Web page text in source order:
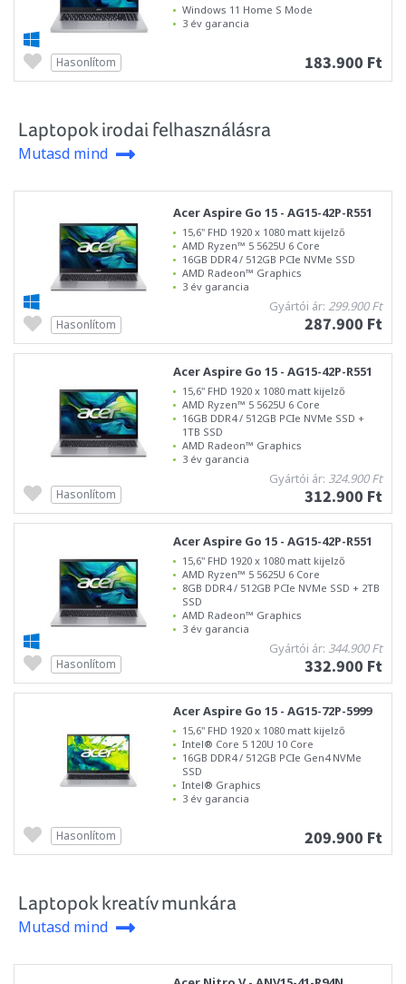
Windows 11 Home S Mode
3 év garancia
183.900 Ft
Hasonlítom
Laptopok irodai felhasználásra
Mutasd mind
Acer Aspire Go 15 - AG15-42P-R551
15,6" FHD 1920 x 1080 matt kijelző
AMD Ryzen™ 5 5625U 6 Core
16GB DDR4 / 512GB PCIe NVMe SSD
AMD Radeon™ Graphics
3 év garancia
Gyártói ár: 299.900 Ft
287.900 Ft
Hasonlítom
Acer Aspire Go 15 - AG15-42P-R551
15,6" FHD 1920 x 1080 matt kijelző
AMD Ryzen™ 5 5625U 6 Core
16GB DDR4 / 512GB PCIe NVMe SSD +
1TB SSD
AMD Radeon™ Graphics
3 év garancia
Gyártói ár: 324.900 Ft
312.900 Ft
Hasonlítom
Acer Aspire Go 15 - AG15-42P-R551
15,6" FHD 1920 x 1080 matt kijelző
AMD Ryzen™ 5 5625U 6 Core
8GB DDR4 / 512GB PCIe NVMe SSD + 2TB
SSD
AMD Radeon™ Graphics
3 év garancia
Gyártói ár: 344.900 Ft
332.900 Ft
Hasonlítom
Acer Aspire Go 15 - AG15-72P-5999
15,6" FHD 1920 x 1080 matt kijelző
Intel® Core 5 120U 10 Core
16GB DDR4 / 512GB PCIe Gen4 NVMe
SSD
Intel® Graphics
3 év garancia
209.900 Ft
Hasonlítom
Laptopok kreatív munkára
Mutasd mind